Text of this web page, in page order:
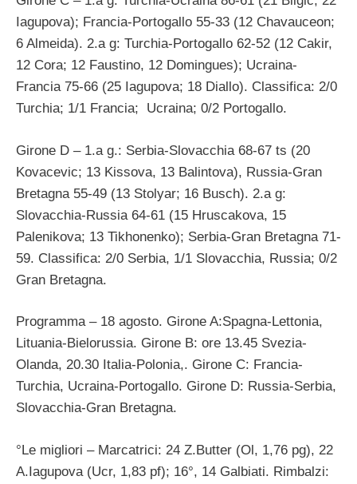
Iagupova); Francia-Portogallo 55-33 (12 Chavauceon;
6 Almeida). 2.a g: Turchia-Portogallo 62-52 (12 Cakir,
12 Cora; 12 Faustino, 12 Domingues); Ucraina-
Francia 75-66 (25 Iagupova; 18 Diallo). Classifica: 2/0
Turchia; 1/1 Francia; Ucraina; 0/2 Portogallo.
Girone D – 1.a g.: Serbia-Slovacchia 68-67 ts (20
Kovacevic; 13 Kissova, 13 Balintova), Russia-Gran
Bretagna 55-49 (13 Stolyar; 16 Busch). 2.a g:
Slovacchia-Russia 64-61 (15 Hruscakova, 15
Palenikova; 13 Tikhonenko); Serbia-Gran Bretagna 71-
59. Classifica: 2/0 Serbia, 1/1 Slovacchia, Russia; 0/2
Gran Bretagna.
Programma – 18 agosto. Girone A:Spagna-Lettonia,
Lituania-Bielorussia. Girone B: ore 13.45 Svezia-
Olanda, 20.30 Italia-Polonia,. Girone C: Francia-
Turchia, Ucraina-Portogallo. Girone D: Russia-Serbia,
Slovacchia-Gran Bretagna.
°Le migliori – Marcatrici: 24 Z.Butter (Ol, 1,76 pg), 22
A.Iagupova (Ucr, 1,83 pf); 16°, 14 Galbiati. Rimbalzi: